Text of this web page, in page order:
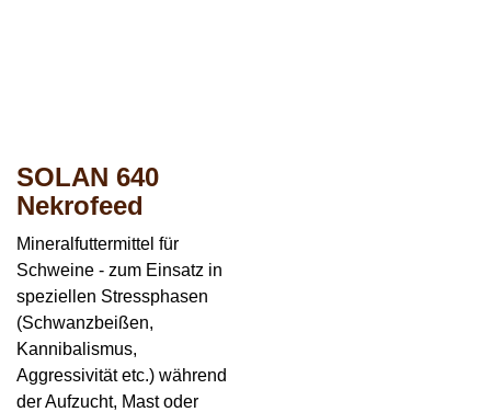
SOLAN 640
Nekrofeed
Mineralfuttermittel für
Schweine - zum Einsatz in
speziellen Stressphasen
(Schwanzbeißen,
Kannibalismus,
Aggressivität etc.) während
der Aufzucht, Mast oder